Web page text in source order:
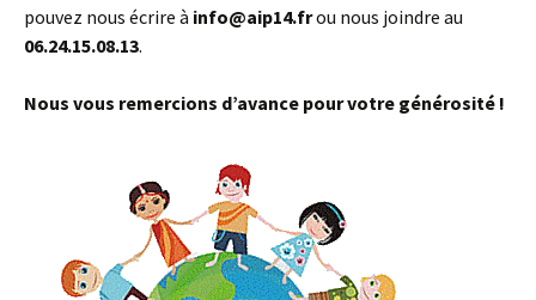
pouvez nous écrire à info@aip14.frou nous joindre au
06.24.15.08.13.
Nous vous remercions d’avance pour votre générosité !